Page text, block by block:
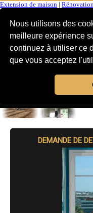
Nous utilisons des
meilleure expérience
continuez à utiliser ce
que vous acceptez
Extension de maison
DEMANDE DE